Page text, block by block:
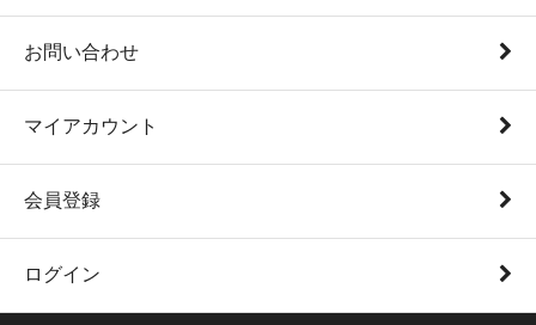
お問い合わせ
マイアカウント
会員登録
ログイン